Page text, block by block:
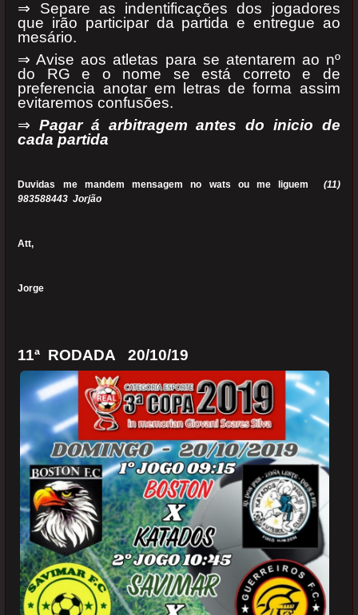
⇒ Separe as indentificações dos jogadores
que irão participar da partida e entregue ao
mesário.
⇒ Avise aos atletas para se atentarem ao nº
do RG e o nome se está correto e de
preferencia anotar em letras de forma assim
evitaremos confusões.
⇒Pagar á arbitragem antes do inicio de
cada partida
Duvidas me mandem mensagem no wats ou me liguem
(11)
983588443 Jorjão
Att,
Jorge
11ª RODADA 20/10/19